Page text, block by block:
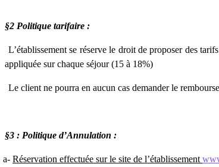
§2 Politique tarifaire :
L’établissement se réserve le droit de proposer des
appliquée sur chaque séjour (15 à 18%)
Le client ne pourra en aucun cas demander le
§3 : Politique d’Annulation :
a- Réservation effectuée sur le site de l’établissement